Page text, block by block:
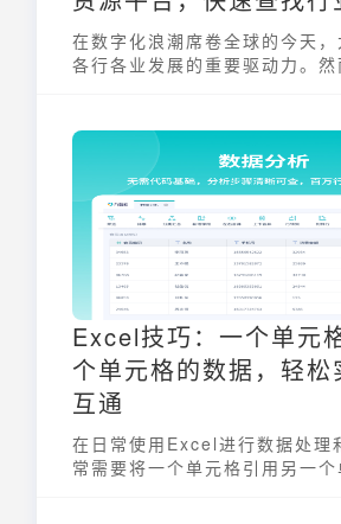
在数字化浪潮席卷全球的今天
各行各业发展的重要驱动力。
大数据导航官网应运而生，旨
个集中、便捷的大数据资源入口
效地探索和利用大数据。
Excel技巧：一个单元
个单元格的数据，轻松
互通
在日常使用Excel进行数据处理
常需要将一个单元格引用另一